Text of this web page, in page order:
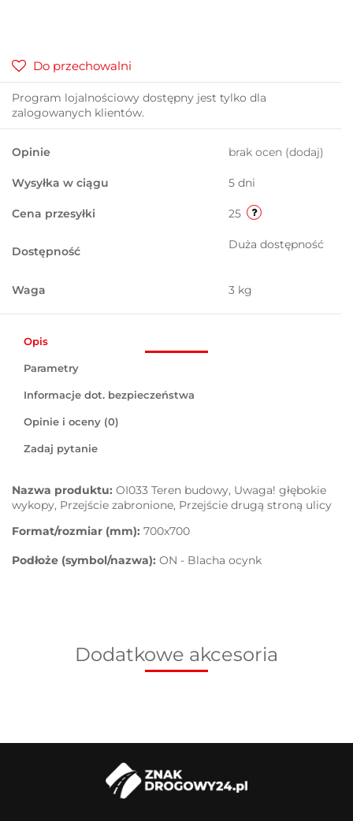
Do przechowalni
Program lojalnościowy dostępny jest tylko dla
zalogowanych klientów.
Opinie brak ocen (dodaj)
Wysyłka w ciągu 5 dni
Cena przesyłki 25
Dostępność Duża dostępność
Waga 3 kg
Opis
Parametry
Informacje dot. bezpieczeństwa
Opinie i oceny (0)
Zadaj pytanie
Nazwa produktu: OI033 Teren budowy, Uwaga! głębokie
wykopy, Przejście zabronione, Przejście drugą stroną ulicy
Format/rozmiar (mm): 700x700
Podłoże (symbol/nazwa): ON - Blacha ocynk
Dodatkowe akcesoria